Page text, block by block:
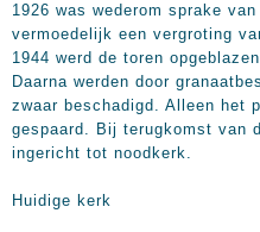
1926 was wederom sprake
vermoedelijk een vergroting
1944 werd de toren
Daarna werden door
zwaar beschadigd. Alleen het
gespaard. Bij terugkomst van
ingericht tot noodkerk.
Huidige kerk